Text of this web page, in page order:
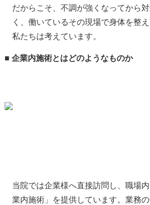
だからこそ、不調が強くなってから
く、働いているその現場で身体を整
私たちは考えています。
■ 企業内施術とはどのようなものか
当院では企業様へ直接訪問し、職場
業内施術」を提供しています。業務